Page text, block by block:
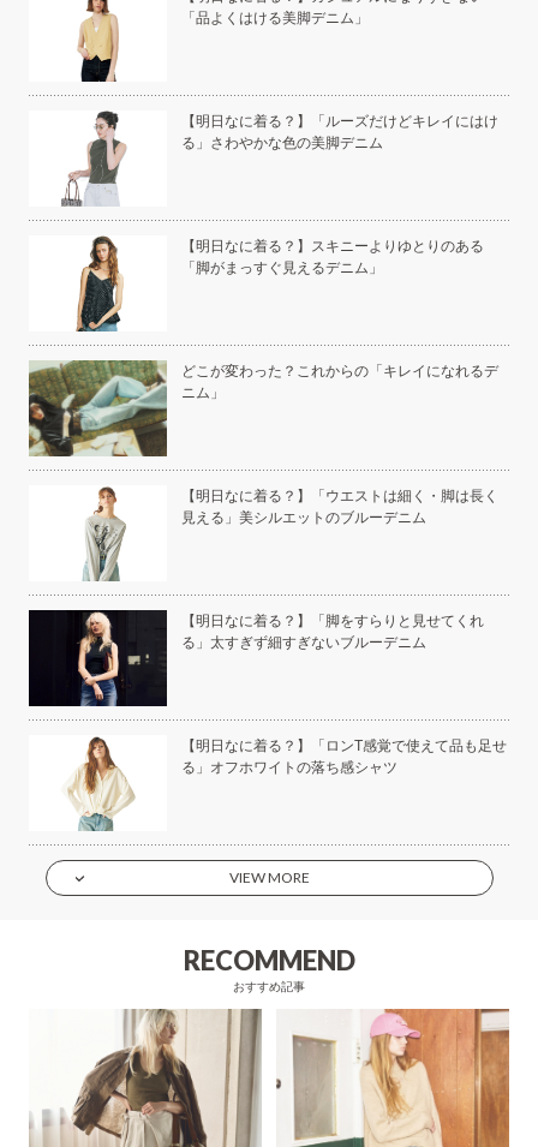
「品よくはける美脚デニム」
【明日なに着る？】「ルーズだけどキレイにはけ
る」さわやかな色の美脚デニム
【明日なに着る？】スキニーよりゆとりのある
「脚がまっすぐ見えるデニム」
どこが変わった？これからの「キレイになれるデ
ニム」
【明日なに着る？】「ウエストは細く・脚は長く
見える」美シルエットのブルーデニム
【明日なに着る？】「脚をすらりと見せてくれ
る」太すぎず細すぎないブルーデニム
【明日なに着る？】「ロンT感覚で使えて品も足せ
る」オフホワイトの落ち感シャツ
VIEW MORE
RECOMMEND
おすすめ記事